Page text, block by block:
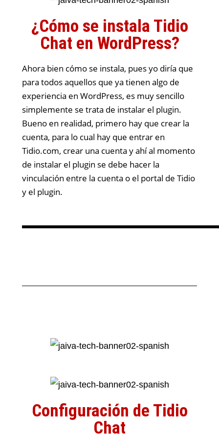
¿Cómo se instala Tidio
Chat en WordPress?
Ahora bien cómo se instala, pues yo diría que
para todos aquellos que ya tienen algo de
experiencia en WordPress, es muy sencillo
simplemente se trata de instalar el plugin.
Bueno en realidad, primero hay que crear la
cuenta, para lo cual hay que entrar en
Tidio.com, crear una cuenta y ahí al momento
de instalar el plugin se debe hacer la
vinculación entre la cuenta o el portal de Tidio
y el plugin.
Configuración de Tidio
Chat